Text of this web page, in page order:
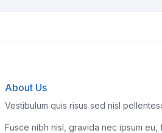
About Us
Vestibulum quis risus sed nisl
Fusce nibh nisl, gravida nec ipsum eu,